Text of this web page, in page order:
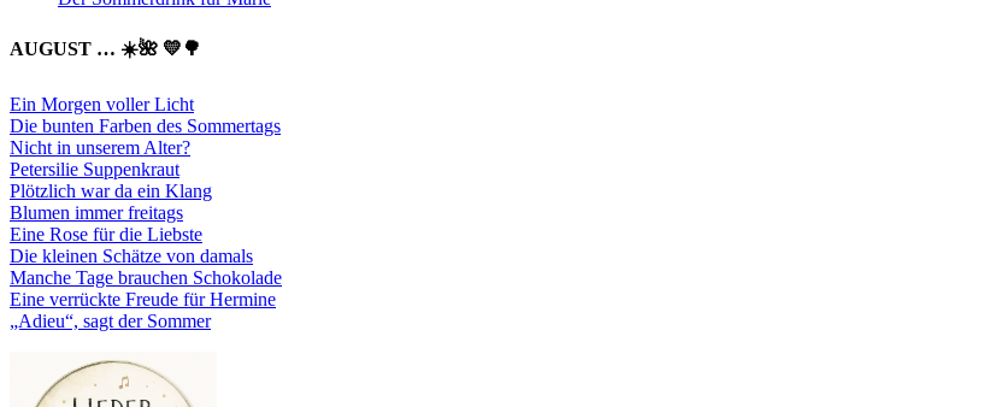
AUGUST … ☀️🌺 💛🌳
Ein Morgen voller Licht
Die bunten Farben des Sommertags
Nicht in unserem Alter?
Petersilie Suppenkraut
Plötzlich war da ein Klang
Blumen immer freitags
Eine Rose für die Liebste
Die kleinen Schätze von damals
Manche Tage brauchen Schokolade
Eine verrückte Freude für Hermine
„Adieu“, sagt der Sommer